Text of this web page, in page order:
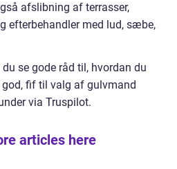
afslibning af terrasser,
efterbehandler med lud, sæbe,
se gode råd til, hvordan du
fif til valg af gulvmand
via Truspilot.
articles here